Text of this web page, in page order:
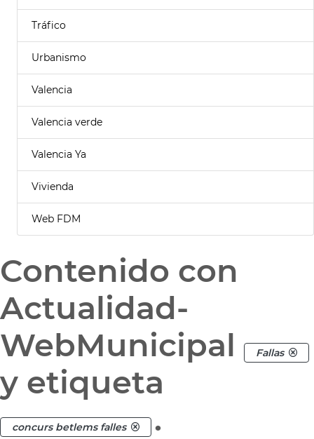
Tráfico
Urbanismo
Valencia
Valencia verde
Valencia Ya
Vivienda
Web FDM
Contenido con
Actualidad-
WebMunicipal
Fallas
y etiqueta
concurs betlems falles .